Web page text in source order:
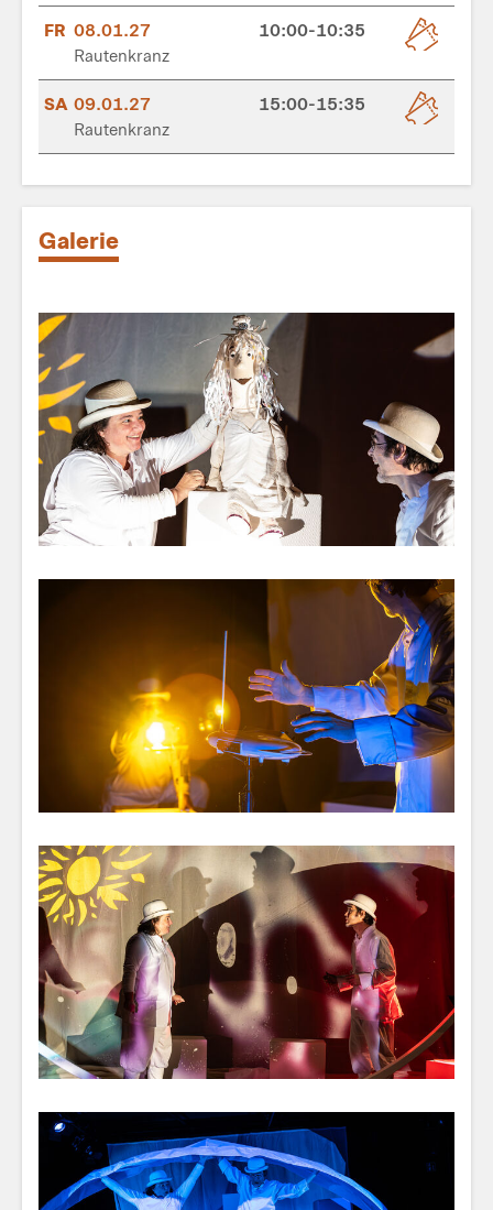
FR 08.01.27
10:00-10:35
Rautenkranz
SA 09.01.27
15:00-15:35
Rautenkranz
Galerie